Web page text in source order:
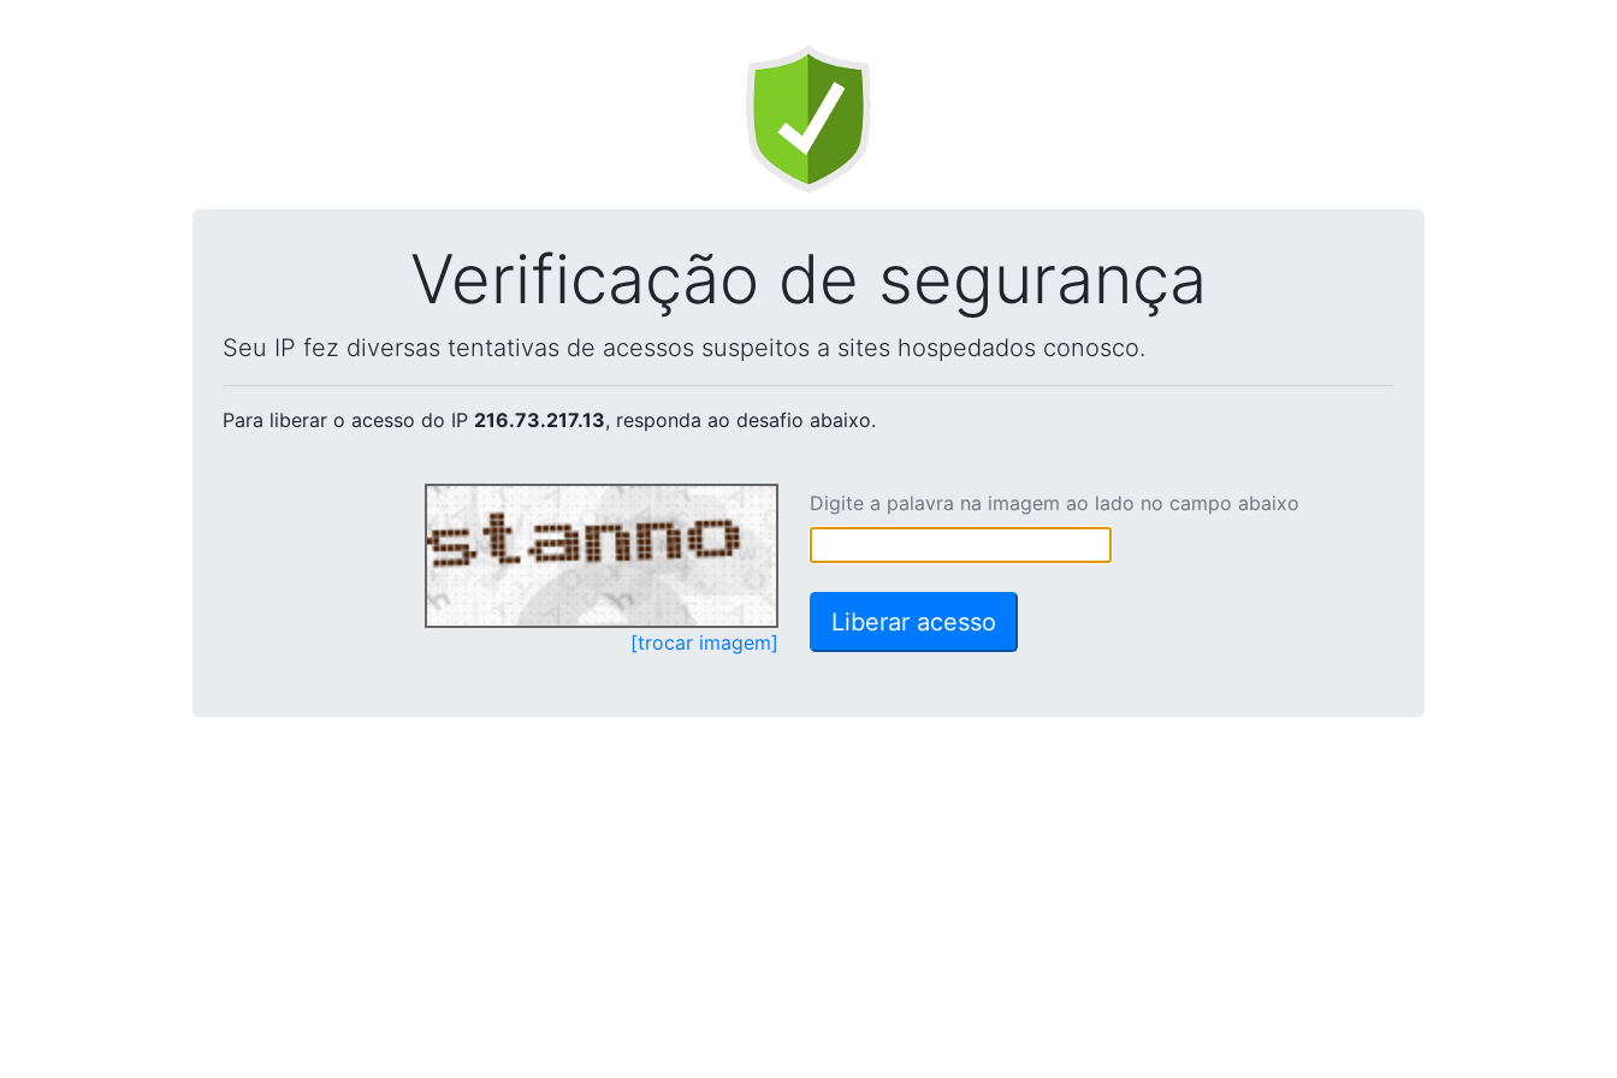
Verificação de segurança
Seu IP fez diversas tentativas de acessos suspeitos a sites hospedados conosco.
Para liberar o acesso do IP 216.73.217.13, responda ao desafio abaixo.
[trocar imagem]
Digite a palavra na imagem ao lado no campo abaixo